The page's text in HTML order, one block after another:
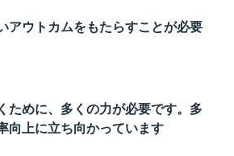
アウトカムをもたらすことが必要
ために、多くの力が必要です。多
向上に立ち向かっています